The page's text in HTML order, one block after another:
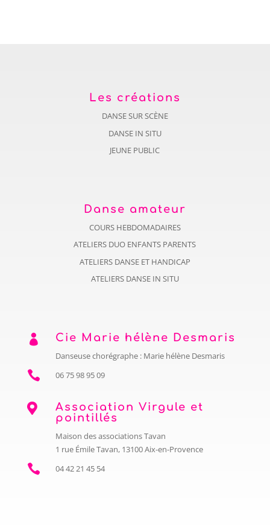
Les créations
DANSE SUR SCÈNE
DANSE IN SITU
JEUNE PUBLIC
Danse amateur
COURS HEBDOMADAIRES
ATELIERS DUO ENFANTS PARENTS
ATELIERS DANSE ET HANDICAP
ATELIERS DANSE IN SITU
 Cie Marie hélène Desmaris
Danseuse chorégraphe : Marie hélène Desmaris
 06 75 98 95 09

Association Virgule et
pointillés
Maison des associations Tavan
1 rue Émile Tavan, 13100 Aix-en-Provence
 04 42 21 45 54